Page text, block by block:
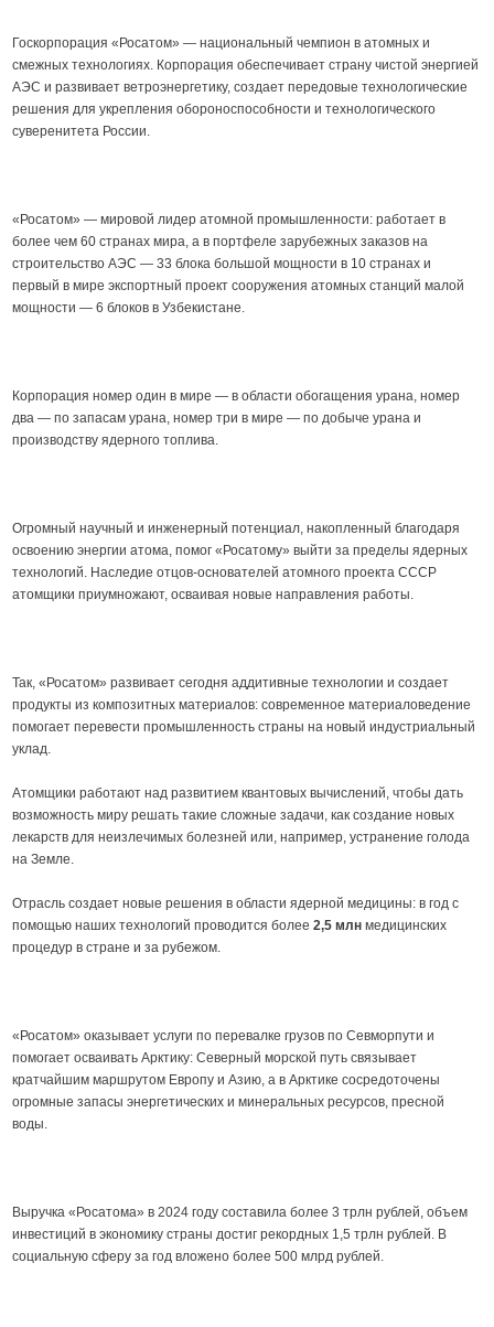
Госкорпорация «Росатом» — национальный чемпион в атомных и
смежных технологиях. Корпорация обеспечивает страну чистой энергией
АЭС и развивает ветроэнергетику, создает передовые технологические
решения для укрепления обороноспособности и технологического
суверенитета России.
«Росатом» — мировой лидер атомной промышленности: работает в
более чем 60 странах мира, а в портфеле зарубежных заказов на
строительство АЭС — 33 блока большой мощности в 10 странах и
первый в мире экспортный проект сооружения атомных станций малой
мощности — 6 блоков в Узбекистане.
Корпорация номер один в мире — в области обогащения урана, номер
два — по запасам урана, номер три в мире — по добыче урана и
производству ядерного топлива.
Огромный научный и инженерный потенциал, накопленный благодаря
освоению энергии атома, помог «Росатому» выйти за пределы ядерных
технологий. Наследие отцов-основателей атомного проекта СССР
атомщики приумножают, осваивая новые направления работы.
Так, «Росатом» развивает сегодня аддитивные технологии и создает
продукты из композитных материалов: современное материаловедение
помогает перевести промышленность страны на новый индустриальный
уклад.
Атомщики работают над развитием квантовых вычислений, чтобы дать
возможность миру решать такие сложные задачи, как создание новых
лекарств для неизлечимых болезней или, например, устранение голода
на Земле.
Отрасль создает новые решения в области ядерной медицины: в год с
помощью наших технологий проводится более2,5 млнмедицинских
процедур в стране и за рубежом.
«Росатом» оказывает услуги по перевалке грузов по Севморпути и
помогает осваивать Арктику: Северный морской путь связывает
кратчайшим маршрутом Европу и Азию, а в Арктике сосредоточены
огромные запасы энергетических и минеральных ресурсов, пресной
воды.
Выручка «Росатома» в 2024 году составила более 3 трлн рублей, объем
инвестиций в экономику страны достиг рекордных 1,5 трлн рублей. В
социальную сферу за год вложено более 500 млрд рублей.